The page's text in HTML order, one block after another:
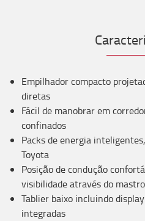
Empilhador compacto
diretas
Fácil de manobrar em
confinados
Packs de energia
Toyota
Posição de condução
visibilidade através do
Tablier baixo incluindo
integradas